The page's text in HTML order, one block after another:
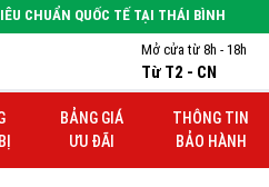
CHUẨN QUỐC TẾ TẠI THÁI BÌNH
Mở cửa từ 8h - 18h
Từ T2 - CN
BẢNG GIÁ
ƯU ĐÃI
THÔNG TIN
BẢO HÀNH